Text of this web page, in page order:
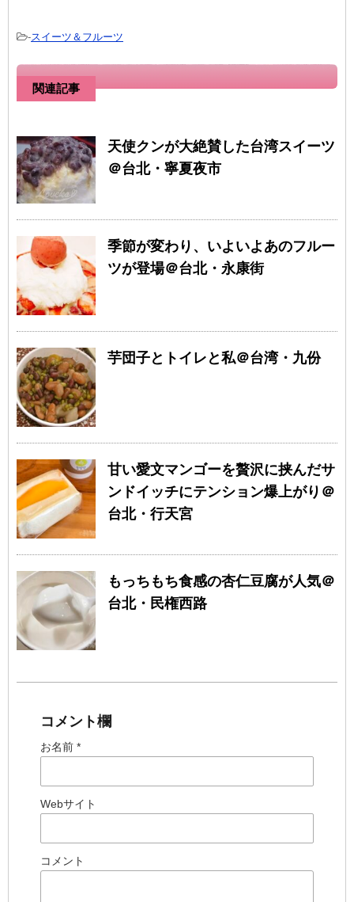
-スイーツ＆フルーツ
関連記事
天使クンが大絶賛した台湾スイーツ
＠台北・寧夏夜市
季節が変わり、いよいよあのフルー
ツが登場＠台北・永康街
芋団子とトイレと私＠台湾・九份
甘い愛文マンゴーを贅沢に挟んだサ
ンドイッチにテンション爆上がり＠
台北・行天宮
もっちもち食感の杏仁豆腐が人気＠
台北・民権西路
コメント欄
お名前 *
Webサイト
コメント